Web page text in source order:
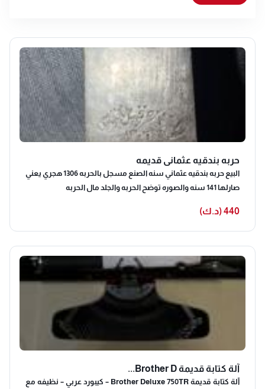
حربه بندقيه عثماني قديمه
البيع حربه بندقيه عثماني سنه الصنع مسجل بالحربه 1306 هجري يعني
صارلها 141 سنه والصوره توضح الحربه والجلد مال الحربه
440 (د.ك)
آلة كتابة قديمة Brother D...
آلة كتابة قديمة Brother Deluxe 750TR – كيبورد عربي – نظيفه مع